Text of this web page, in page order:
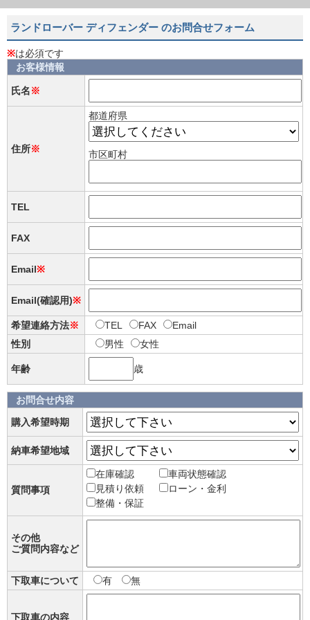
ランドローバー ディフェンダー のお問合せフォーム
※は必須です
お客様情報
氏名※
住所※
都道府県
市区町村
TEL
FAX
Email※
Email(確認用)※
希望連絡方法※ TEL FAX
Email
性別
男性 女性
年齢 歳
お問合せ内容
購入希望時期
納車希望地域
質問事項
在庫確認
車両状態確認
見積り依頼
ローン・金利
整備・保証
その他
ご質問内容など
下取車について 有 無
下取車の内容